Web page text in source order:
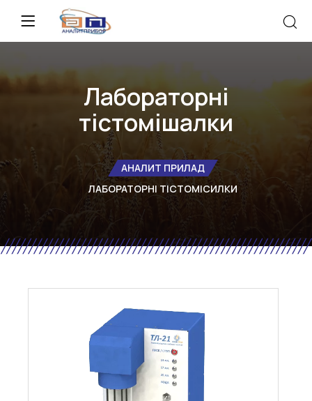
Лабораторні
тістомішалки
АНАЛИТ ПРИЛАД
ЛАБОРАТОРНІ ТІСТОМІСИЛКИ